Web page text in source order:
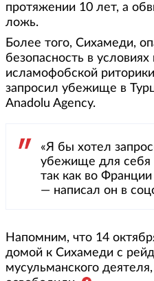
протяжении 10 лет, а
ложь.
Более того, Сихамеди,
безопасность в
исламофобской
запросил убежище в
Anadolu Agency.
«Я бы хотел
убежище для себя
так как во
— написал он в
Напомним, что 14
домой к Сихамеди с
мусульманского